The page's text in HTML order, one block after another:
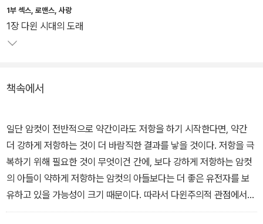
사회생물학이 (유전적 결정론 또는 생물학적 결정론 때문에) 받았던
비난을 극복하고 심리학 및 철학과의 만남을 통해 인간 본성에 접근
하고 있다.
구가 요망되는 전도유망한 학문이다. 저자는 이 책에서 일부일처제는
가? 지위 상승에의 욕망은 어디에서 오는 걸까?...에 대해서 답하고
있다. 특히, 도덕의 기원에 주목하여 성, 사랑, 결혼, 이타심, 경쟁 등
을 진화심리학의 관점에서 재조명한다.
1부 섹스, 로맨스, 사랑
1장 다윈 시대의 도래
책속에서
일단 암컷이 전반적으로 약간이라도 저항을 하기 시작한다면, 약간
더 강하게 저항하는 것이 더 바람직한 결과를 낳을 것이다. 저항을 극
복하기 위해 필요한 것이 무엇이건 간에, 보다 강하게 저항하는 암컷
의 아들이 약하게 저항하는 암컷의 아들보다는 더 좋은 유전자를 보
유하고 있을 가능성이 크기 때문이다. 따라서 다윈주의적 관점에서
보면, 암컷의 수줍음은 그 자체가 일종의 보상이다. (p.89 중에서)